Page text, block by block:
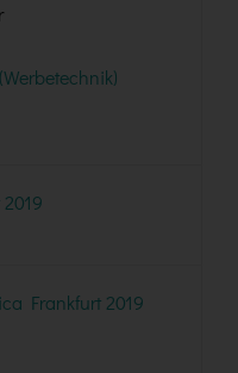
Frankfurt 2019